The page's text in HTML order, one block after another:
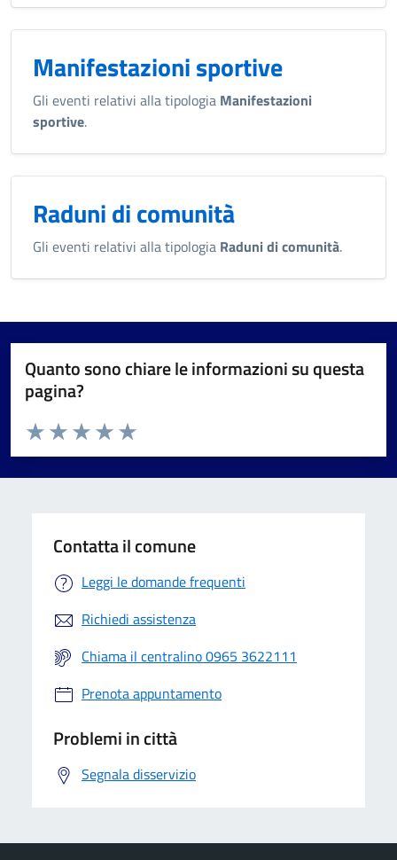
Manifestazioni sportive
Gli eventi relativi alla tipologia Manifestazioni
sportive.
Raduni di comunità
Gli eventi relativi alla tipologia Raduni di comunità.
Quanto sono chiare le informazioni su questa
pagina?
Valuta da 1 a 5 stelle la pagina
Valuta 5 stelle su 5
Valuta 4 stelle su 5
Valuta 3 stelle su 5
Valuta 2 stelle su 5
Valuta 1 stelle su 5
Contatta il comune
Leggi le domande frequenti
Richiedi assistenza
Chiama il centralino 0965 3622111
Prenota appuntamento
Problemi in città
Segnala disservizio